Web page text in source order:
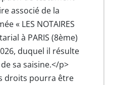
associé de la
« LES NOTAIRES
à PARIS (8ème)
duquel il résulte
sa saisine.</p>
droits pourra être